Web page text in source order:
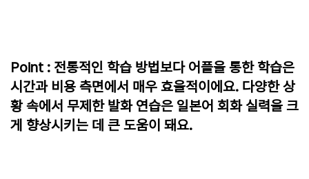
Point : 전통적인 학습 방법보다 어플을 통한 학습은
시간과 비용 측면에서 매우 효율적이에요. 다양한 상
황 속에서 무제한 발화 연습은 일본어 회화 실력을 크
게 향상시키는 데 큰 도움이 돼요.